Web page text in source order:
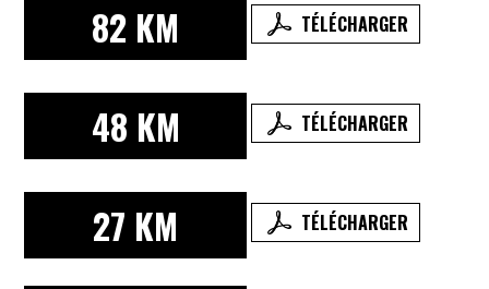
82 KM
TÉLÉCHARGER
48 KM TÉLÉCHARGER
27 KM TÉLÉCHARGER